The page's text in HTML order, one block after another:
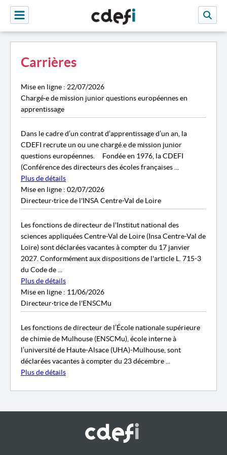
Carrières
Mise en ligne : 22/07/2026
Chargé·e de mission junior questions européennes en
apprentissage
Dans le cadre d’un contrat d’apprentissage d’un an, la
CDEFI recrute un ou une chargé.e de mission junior
questions européennes. Fondée en 1976, la CDEFI
(Conférence des directeurs des écoles françaises ...
Plus de détails
Mise en ligne : 02/07/2026
Directeur·trice de l'INSA Centre-Val de Loire
Les fonctions de directeur de l'Institut national des
sciences appliquées Centre-Val de Loire (Insa Centre-Val de
Loire) sont déclarées vacantes à compter du 17 janvier
2027. Conformément aux dispositions de l'article L. 715-3
du Code de ...
Plus de détails
Mise en ligne : 11/06/2026
Directeur·trice de l'ENSCMu
Les fonctions de directeur de l’École nationale supérieure
de chimie de Mulhouse (ENSCMu), école interne à
l’université de Haute-Alsace (UHA)-Mulhouse, sont
déclarées vacantes à compter du 23 décembre ...
Plus de détails